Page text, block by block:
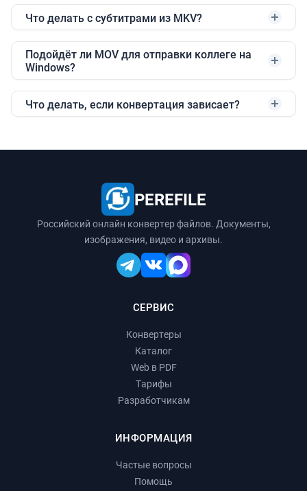
Что делать с субтитрами из MKV?
Подойдёт ли MOV для отправки коллеге на
Windows?
Что делать, если конвертация зависает?
PEREFILE
Российский онлайн конвертер файлов. Документы,
изображения, видео и архивы.
СЕРВИС
Конвертеры
Каталог
Web в PDF
Тарифы
Разработчикам
ИНФОРМАЦИЯ
Частые вопросы
Помощь